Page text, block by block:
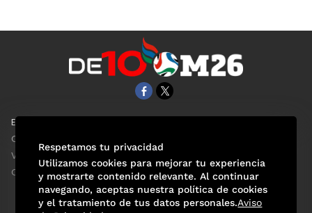
EL UNIVERSAL
Clase
ViveUSA
Confabulario
Respetamos tu privacidad
Utilizamos cookies para mejorar tu experiencia
y mostrarte contenido relevante. Al continuar
navegando, aceptas nuestra política de cookies
y el tratamiento de tus datos personales.Aviso